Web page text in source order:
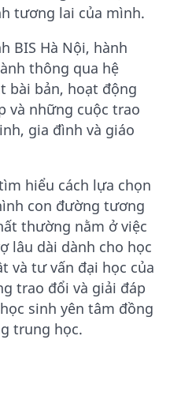
tương lai của mình.
BIS Hà Nội, hành
thông qua hệ
bài bản, hoạt động
và những cuộc trao
gia đình và giáo
hiểu cách lựa chọn
con đường tương
thường nằm ở việc
lâu dài dành cho học
và tư vấn đại học của
trao đổi và giải đáp
sinh yên tâm đồng
trung học.